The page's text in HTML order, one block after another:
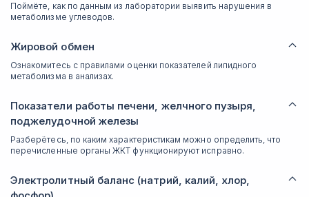
Поймёте, как по данным из лаборатории выявить нарушения в
метаболизме углеводов.
Жировой обмен
Ознакомитесь с правилами оценки показателей липидного
метаболизма в анализах.
Показатели работы печени, желчного пузыря,
поджелудочной железы
Разберётесь, по каким характеристикам можно определить, что
перечисленные органы ЖКТ функционируют исправно.
Электролитный баланс (натрий, калий, хлор,